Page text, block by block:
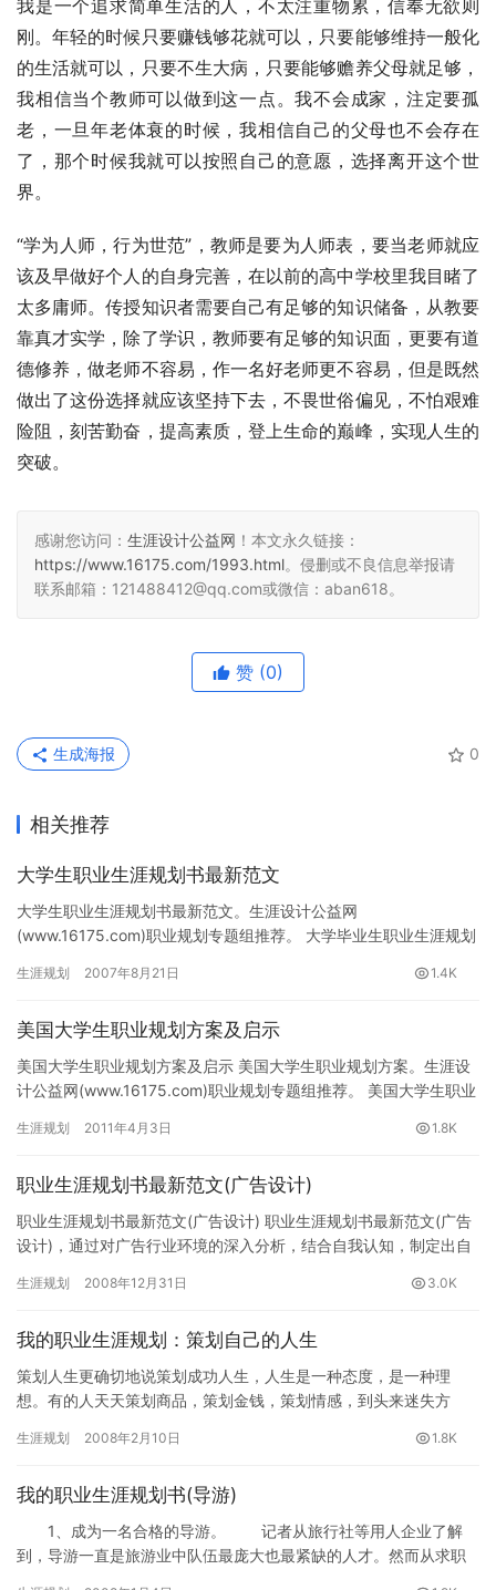
我是一个追求简单生活的人，不太注重物累，信奉无欲则
刚。年轻的时候只要赚钱够花就可以，只要能够维持一般化
的生活就可以，只要不生大病，只要能够赡养父母就足够，
我相信当个教师可以做到这一点。我不会成家，注定要孤
老，一旦年老体衰的时候，我相信自己的父母也不会存在
了，那个时候我就可以按照自己的意愿，选择离开这个世
界。
“学为人师，行为世范”，教师是要为人师表，要当老师就应
该及早做好个人的自身完善，在以前的高中学校里我目睹了
太多庸师。传授知识者需要自己有足够的知识储备，从教要
靠真才实学，除了学识，教师要有足够的知识面，更要有道
德修养，做老师不容易，作一名好老师更不容易，但是既然
做出了这份选择就应该坚持下去，不畏世俗偏见，不怕艰难
险阻，刻苦勤奋，提高素质，登上生命的巅峰，实现人生的
突破。
感谢您访问： 生涯设计公益网 ！本文永久链接：
https://www.16175.com/1993.html。侵删或不良信息举报请
联系邮箱：121488412@qq.com或微信：aban618。
赞 (0)
0
生成海报
相关推荐
大学生职业生涯规划书最新范文
大学生职业生涯规划书最新范文。生涯设计公益网
(www.16175.com)职业规划专题组推荐。 大学毕业生职业生涯规划
计…
生涯规划 2007年8月21日 1.4K
美国大学生职业规划方案及启示
美国大学生职业规划方案及启示 美国大学生职业规划方案。生涯设
计公益网(www.16175.com)职业规划专题组推荐。 美国大学生职业
生涯规划 2011年4月3日 1.8K
职业生涯规划书最新范文(广告设计)
职业生涯规划书最新范文(广告设计) 职业生涯规划书最新范文(广告
设计)，通过对广告行业环境的深入分析，结合自我认知，制定出自
生涯规划 2008年12月31日 3.0K
我的职业生涯规划：策划自己的人生
策划人生更确切地说策划成功人生，人生是一种态度，是一种理
想。有的人天天策划商品，策划金钱，策划情感，到头来迷失方
人生：…
生涯规划 2008年2月10日 1.8K
我的职业生涯规划书(导游)
1、成为一名合格的导游。 记者从旅行社等用人企业了解
到，导游一直是旅游业中队伍最庞大也最紧缺的人才。然而从求职